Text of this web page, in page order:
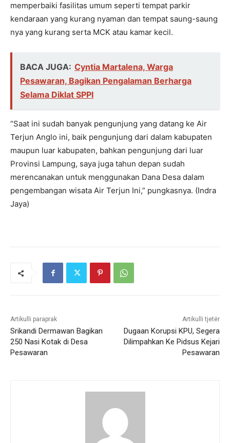
memperbaiki fasilitas umum seperti tempat parkir
kendaraan yang kurang nyaman dan tempat saung-saung
nya yang kurang serta MCK atau kamar kecil.
BACA JUGA: Cyntia Martalena, Warga
Pesawaran, Bagikan Pengalaman Berharga
Selama Diklat SPPI
“Saat ini sudah banyak pengunjung yang datang ke Air
Terjun Anglo ini, baik pengunjung dari dalam kabupaten
maupun luar kabupaten, bahkan pengunjung dari luar
Provinsi Lampung, saya juga tahun depan sudah
merencanakan untuk menggunakan Dana Desa dalam
pengembangan wisata Air Terjun Ini,” pungkasnya. (Indra
Jaya)
Artikulli paraprak
Srikandi Dermawan Bagikan
250 Nasi Kotak di Desa
Pesawaran
Artikulli tjetër
Dugaan Korupsi KPU, Segera
Dilimpahkan Ke Pidsus Kejari
Pesawaran